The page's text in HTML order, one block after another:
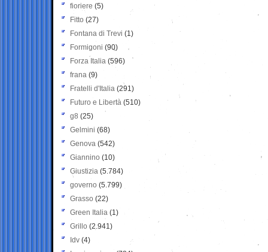
fioriere (5)
Fitto (27)
Fontana di Trevi (1)
Formigoni (90)
Forza Italia (596)
frana (9)
Fratelli d'Italia (291)
Futuro e Libertà (510)
g8 (25)
Gelmini (68)
Genova (542)
Giannino (10)
Giustizia (5.784)
governo (5.799)
Grasso (22)
Green Italia (1)
Grillo (2.941)
Idv (4)